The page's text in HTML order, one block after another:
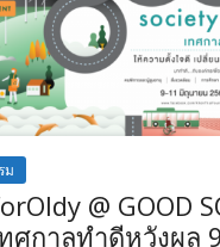
ม
@ GOOD
ทศกาลทำดีหวังผล